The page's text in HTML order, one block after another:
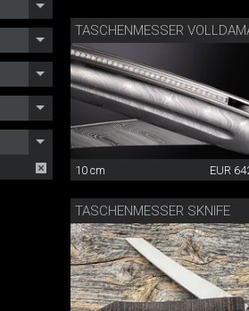
10 cm EUR
TASCHENMESSER SKNIFE